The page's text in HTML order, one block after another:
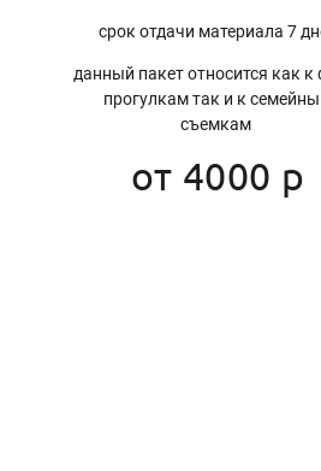
срок отдачи материала 7
данный пакет относится как к
прогулкам так и к
съемкам
от 4000 р